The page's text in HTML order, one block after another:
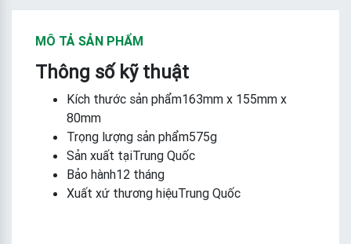
MÔ TẢ SẢN PHẨM
Thông số kỹ thuật
Kích thước sản phẩm163mm x 155mm x
80mm
Trọng lượng sản phẩm575g
Sản xuất tạiTrung Quốc
Bảo hành12 tháng
Xuất xứ thương hiệuTrung Quốc